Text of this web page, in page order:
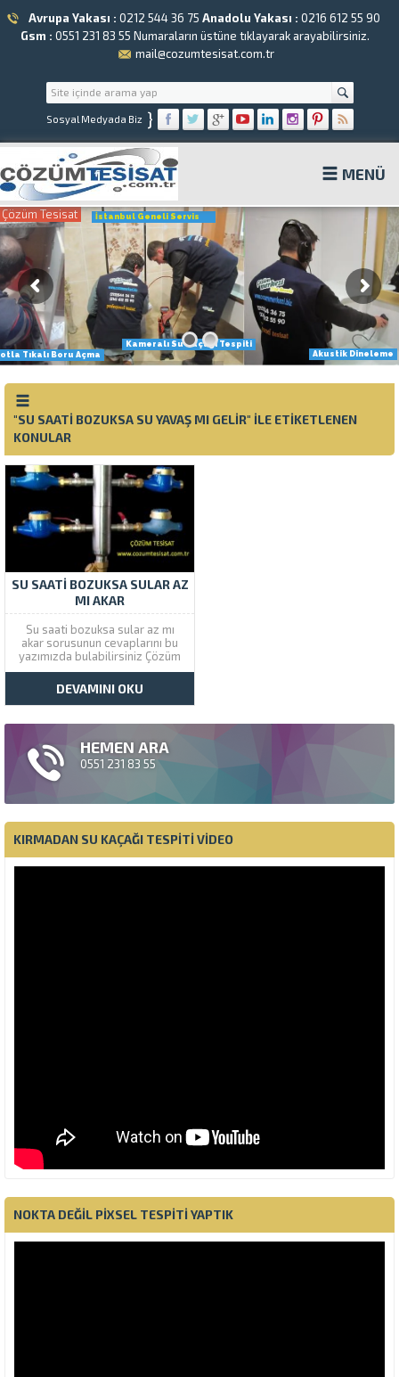
Avrupa Yakası : 0212 544 36 75 Anadolu Yakası : 0216 612 55 90
Gsm : 0551 231 83 55 Numaraların üstüne tıklayarak arayabilirsiniz.
mail@cozumtesisat.com.tr
Sosyal Medyada Biz }
MENÜ
Çözüm Tesisat
Kameralı Su Kaçağı Tespiti
Tıkalı Boru Açma
Akustik Dineleme
İstanbul Geneli Servis
"SU SAATI BOZUKSA SU YAVAŞ MI GELIR" ILE ETIKETLENEN
KONULAR
SU SAATI BOZUKSA SULAR AZ
MI AKAR
Su saati bozuksa sular az mı
akar sorusunun cevaplarını bu
yazımızda bulabilirsiniz Çözüm
Tesisat profesyonel su tesisat
hizmetleri tarafından
hazırlanmıştır. Çözüm Tesisat
kırmadan cihazla su kaçağı
tespiti ve robotla tıkalı boru
Sayacı Bozuksa Su Az Mı...
DEVAMINI OKU
HEMEN ARA
0551 231 83 55
KIRMADAN SU KAÇAĞI TESPITI VIDEO
NOKTA DEĞIL PIXSEL TESPITI YAPTIK